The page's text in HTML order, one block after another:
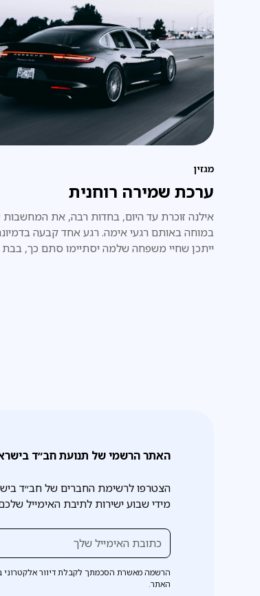
מגזין
ערכת שמירה רוחנית
אילנה זוכרת עד היום, בחדות רבה, את המחשבות
במוחה באותם רגעי אימה. רגע אחד קבעה
ייתכן שחיי משפחה שלמה יסתיימו סתם כך,
האתר הרשמי של תנועת חב״ד
הצטרפו לרשימת החברים של חב״ד
מידי שבוע ישירות לתיבת האימייל
הרשמה מאשרת הסכמתך לקבלת דיוור
האתר.